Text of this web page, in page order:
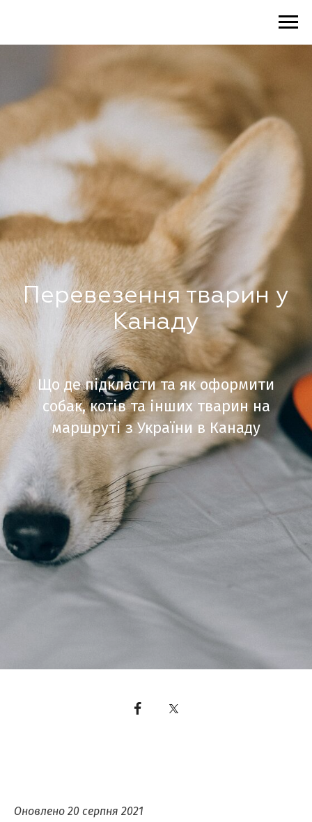
Перевезення тварин у
Канаду
Що де підкласти та як оформити
собак, котів та інших тварин на
маршруті з України в Канаду
Оновлено 20 серпня 2021